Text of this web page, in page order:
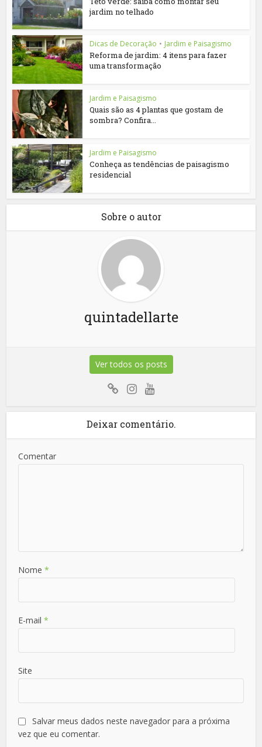
jardim no telhado
Dicas de Decoração • Jardim e Paisagismo
Reforma de jardim: 4 itens para fazer
uma transformação
Jardim e Paisagismo
Quais são as 4 plantas que gostam de
sombra? Confira...
Jardim e Paisagismo
Conheça as tendências de paisagismo
residencial
Sobre o autor
quintadellarte
Ver todos os posts
Deixar comentário.
Comentar
Nome*
E-mail*
Site
Salvar meus dados neste navegador para a próxima
vez que eu comentar.